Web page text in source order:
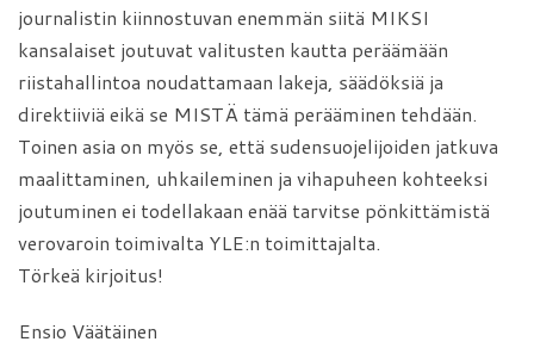
journalistin kiinnostuvan enemmän siitä MIKSI
kansalaiset joutuvat valitusten kautta peräämään
riistahallintoa noudattamaan lakeja, säädöksiä ja
direktiiviä eikä se MISTÄ tämä perääminen tehdään.
Toinen asia on myös se, että sudensuojelijoiden jatkuva
maalittaminen, uhkaileminen ja vihapuheen kohteeksi
joutuminen ei todellakaan enää tarvitse pönkittämistä
verovaroin toimivalta YLE:n toimittajalta.
Törkeä kirjoitus!
Ensio Väätäinen